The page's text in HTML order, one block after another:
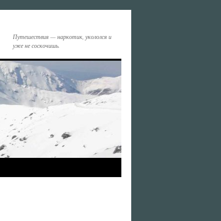
Путешествия — наркотик, укололся и
уже не соскочишь.